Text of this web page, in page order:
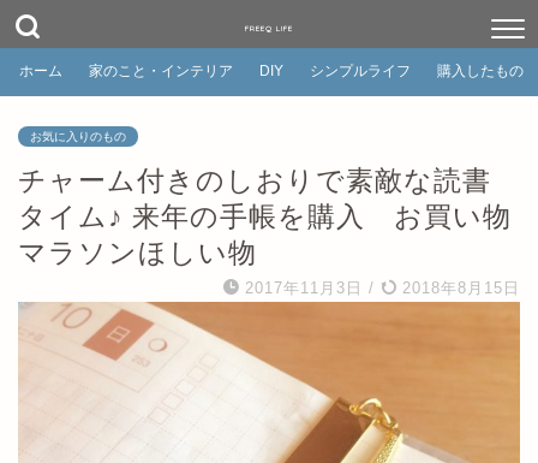
FREEQ LIFE
ホーム 家のこと・インテリア DIY シンプルライフ 購入したもの
お気に入りのもの
チャーム付きのしおりで素敵な読書
タイム♪ 来年の手帳を購入 お買い物
マラソンほしい物
2017年11月3日 / 2018年8月15日